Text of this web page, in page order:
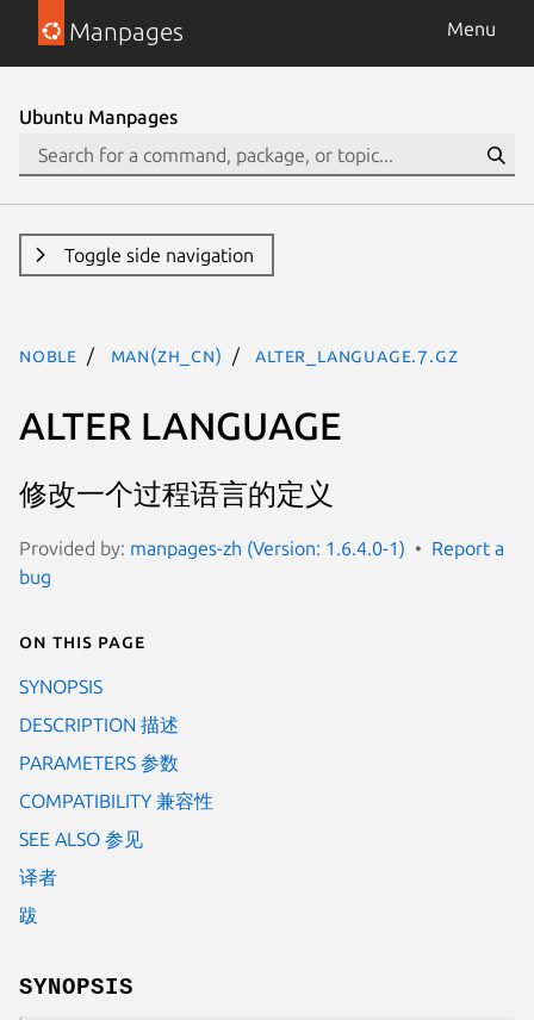
Manpages Menu
Ubuntu Manpages
Toggle side navigation
noble man(zh_CN) alter_language.7.gz
ALTER LANGUAGE
修改一个过程语言的定义
Provided by: manpages-zh (Version: 1.6.4.0-1)
Report a
bug
On this page
SYNOPSIS
DESCRIPTION 描述
PARAMETERS 参数
COMPATIBILITY 兼容性
SEE ALSO 参见
译者
跋
SYNOPSIS